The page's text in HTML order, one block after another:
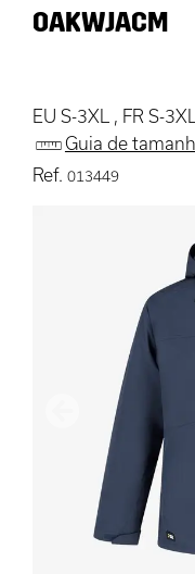
OAKWJACM
EU S-3XL , FR S-3XL
Guia de
Ref. 013449
Anterior